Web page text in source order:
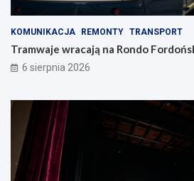
KOMUNIKACJA REMONTY TRANSPORT
Tramwaje wracają na Rondo
6 sierpnia 2026